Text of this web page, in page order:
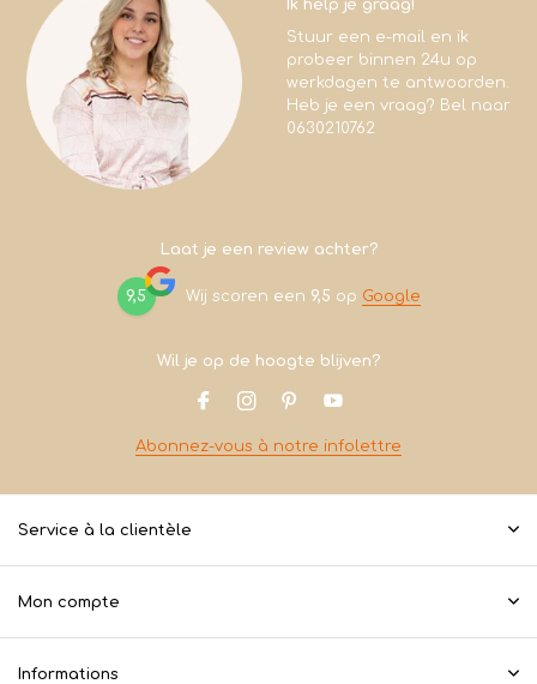
Ik help je graag!
Stuur een e-mail en ik
probeer binnen 24u op
werkdagen te antwoorden.
Heb je een vraag? Bel naar
0630210762
Laat je een review achter?
9,5 Wij scoren een 9,5 op Google
Wil je op de hoogte blijven?
Abonnez-vous à notre infolettre
Service à la clientèle
Mon compte
Informations